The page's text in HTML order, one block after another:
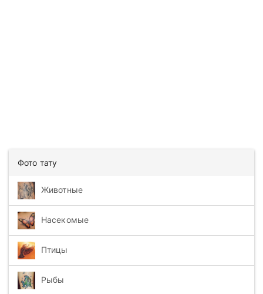
Фото тату
Животные
Насекомые
Птицы
Рыбы